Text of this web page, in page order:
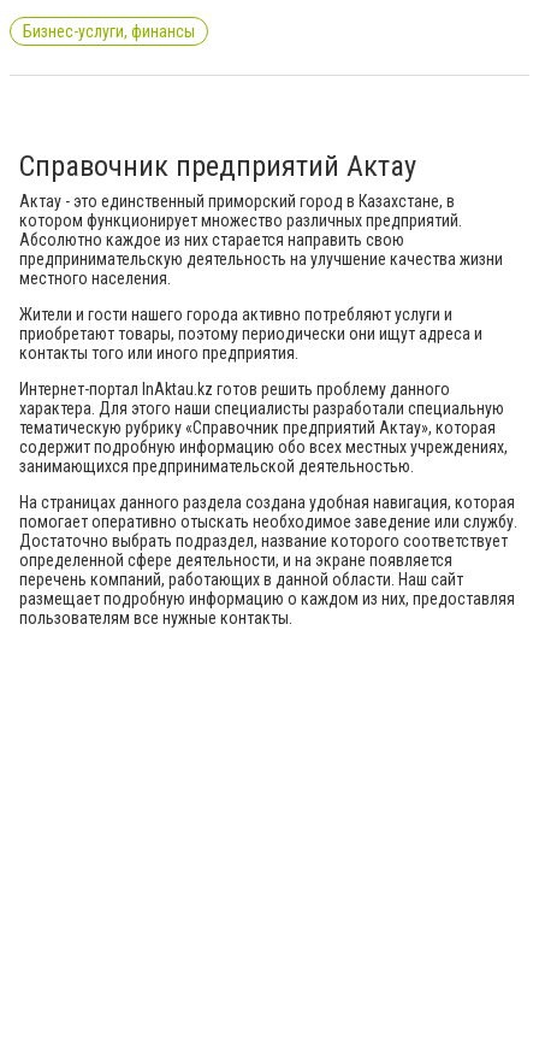
Бизнес-услуги, финансы
Справочник предприятий Актау
Актау - это единственный приморский город в Казахстане, в
котором функционирует множество различных предприятий.
Абсолютно каждое из них старается направить свою
предпринимательскую деятельность на улучшение качества жизни
местного населения.
Жители и гости нашего города активно потребляют услуги и
приобретают товары, поэтому периодически они ищут адреса и
контакты того или иного предприятия.
Интернет-портал InAktau.kz готов решить проблему данного
характера. Для этого наши специалисты разработали специальную
тематическую рубрику «Справочник предприятий Актау», которая
содержит подробную информацию обо всех местных учреждениях,
занимающихся предпринимательской деятельностью.
На страницах данного раздела создана удобная навигация, которая
помогает оперативно отыскать необходимое заведение или службу.
Достаточно выбрать подраздел, название которого соответствует
определенной сфере деятельности, и на экране появляется
перечень компаний, работающих в данной области. Наш сайт
размещает подробную информацию о каждом из них, предоставляя
пользователям все нужные контакты.